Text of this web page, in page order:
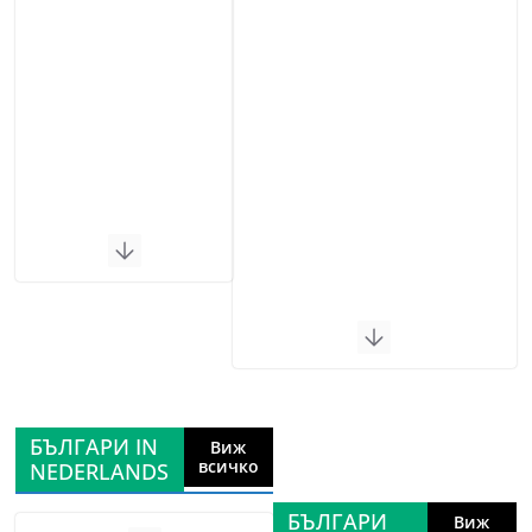
БЪЛГАРИ IN
NEDERLANDS
Виж
всичко
БЪЛГАРИ
Виж